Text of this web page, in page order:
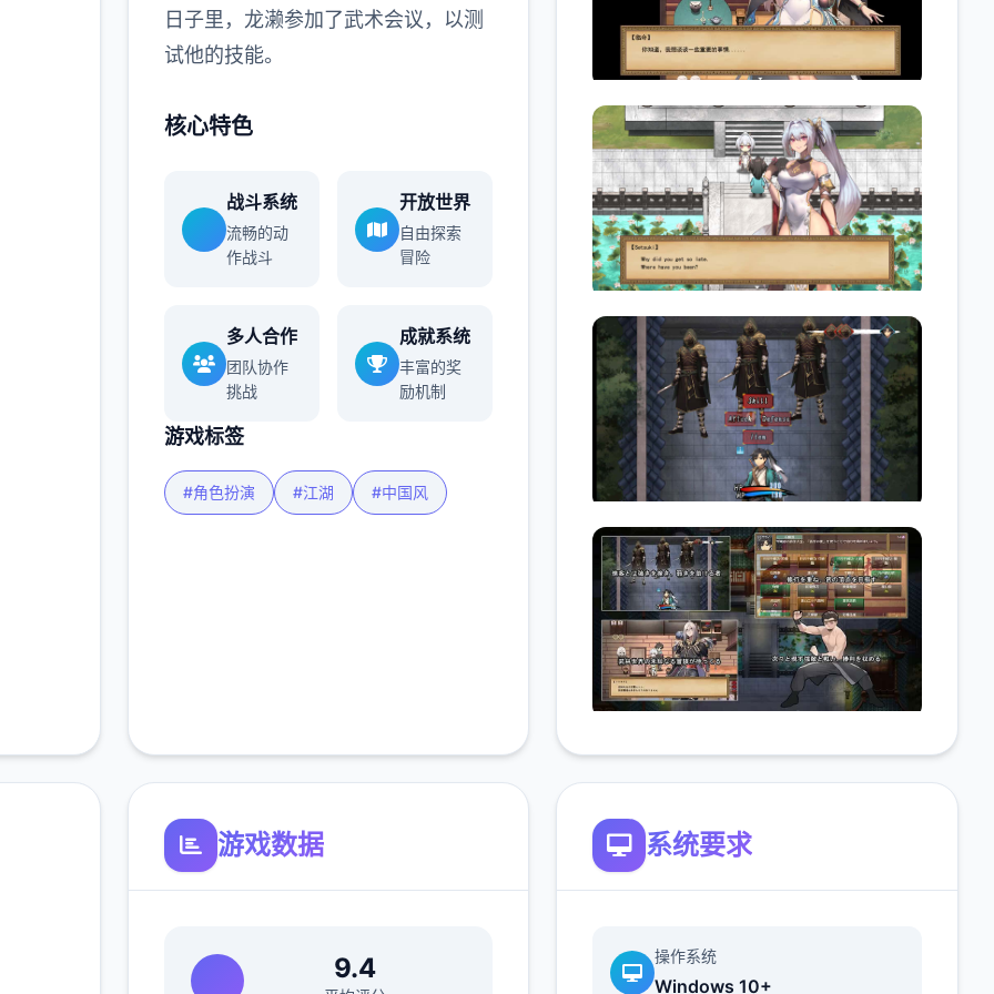
日子里，龙濑参加了武术会议，以测
试他的技能。
核心特色
战斗系统
流畅的动
作战斗
开放世界
自由探索
冒险
多人合作
团队协作
挑战
成就系统
丰富的奖
励机制
游戏标签
#角色扮演 #江湖 #中国风
游戏数据
9.4
系统要求
操作系统
Windows 10+